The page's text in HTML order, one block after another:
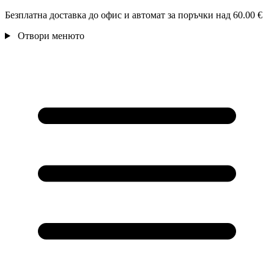
Безплатна доставка до офис и автомат за поръчки над 60.00 €
Отвори менюто